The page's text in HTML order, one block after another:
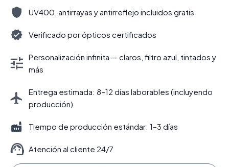
UV400, antirrayas y antirreflejo incluidos gratis
Verificado por ópticos certificados
Personalización infinita — claros, filtro azul, tintados y
más
Entrega estimada: 8–12 días laborables (incluyendo
producción)
Tiempo de producción estándar: 1–3 días
Atención al cliente 24/7